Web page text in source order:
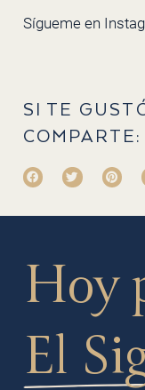
Sígueme en
SI TE
COMPARTE:
Hoy
El